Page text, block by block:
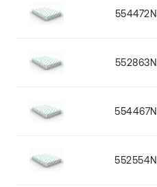
554472N
552863N
554467N
552554N